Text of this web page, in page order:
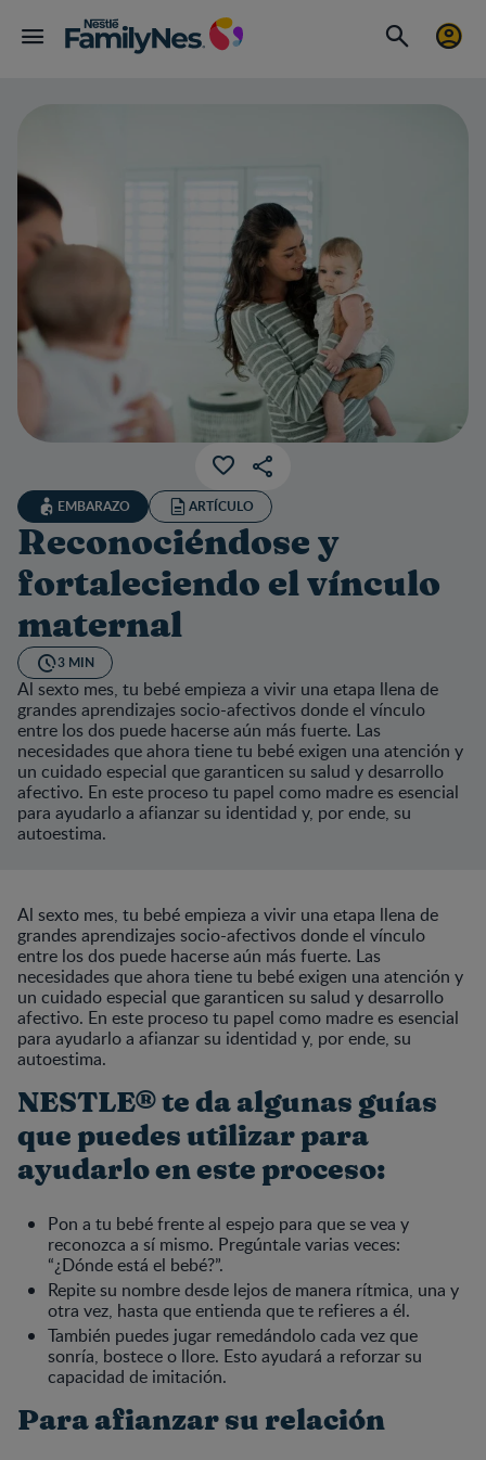
EMBARAZO ARTÍCULO
Reconociéndose y
fortaleciendo el vínculo
maternal
3 MIN
Al sexto mes, tu bebé empieza a vivir una etapa llena de
grandes aprendizajes socio-afectivos donde el vínculo
entre los dos puede hacerse aún más fuerte. Las
necesidades que ahora tiene tu bebé exigen una atención y
un cuidado especial que garanticen su salud y desarrollo
afectivo. En este proceso tu papel como madre es esencial
para ayudarlo a afianzar su identidad y, por ende, su
autoestima.
Al sexto mes, tu bebé empieza a vivir una etapa llena de
grandes aprendizajes socio-afectivos donde el vínculo
entre los dos puede hacerse aún más fuerte. Las
necesidades que ahora tiene tu bebé exigen una atención y
un cuidado especial que garanticen su salud y desarrollo
afectivo. En este proceso tu papel como madre es esencial
para ayudarlo a afianzar su identidad y, por ende, su
autoestima.
NESTLE® te da algunas guías
que puedes utilizar para
ayudarlo en este proceso:
Pon a tu bebé frente al espejo para que se vea y
reconozca a sí mismo. Pregúntale varias veces:
“¿Dónde está el bebé?”.
Repite su nombre desde lejos de manera rítmica, una y
otra vez, hasta que entienda que te refieres a él.
También puedes jugar remedándolo cada vez que
sonría, bostece o llore. Esto ayudará a reforzar su
capacidad de imitación.
Para afianzar su relación